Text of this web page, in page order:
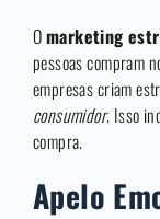
Omarketing
pessoas compram
empresas criam
consumidor. Isso
compra.
Apelo